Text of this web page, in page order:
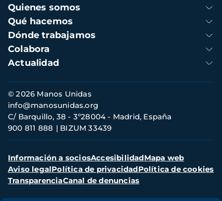
Navegación
principal
Quienes somos
Qué hacemos
Dónde trabajamos
Colabora
Actualidad
Información
de
contacto
© 2026 Manos Unidas
C/ Barquillo, 38 - 3º28004 - Madrid, España
900 811 888
BIZUM 33439
info@manosunidas.org
Menú
secundario
Información a sociosAccesibilidadMapa web
Aviso legalPolítica de privacidadPolítica de cookies
TransparenciaCanal de denuncias